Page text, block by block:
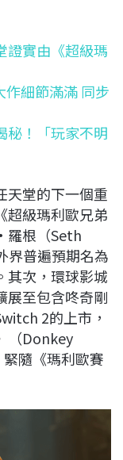
證實由《超級瑪
作細節滿滿 同步
秘！「玩家不明
天堂的下一個重
超級瑪利歐兄弟
羅根（Seth
界普遍預期名為
其次，環球影城
展至包含咚奇剛
2的上市，
（Donkey
隨《瑪利歐賽